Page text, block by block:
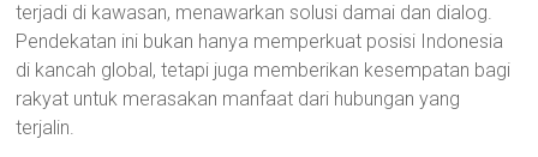
terjadi di kawasan, menawarkan solusi damai dan dialog.
Pendekatan ini bukan hanya memperkuat posisi Indonesia
di kancah global, tetapi juga memberikan kesempatan bagi
rakyat untuk merasakan manfaat dari hubungan yang
terjalin.